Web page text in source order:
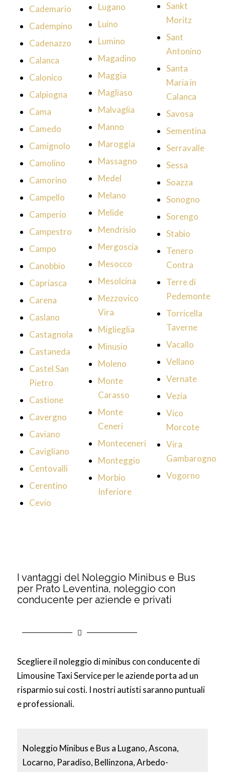
Cademario
Cadempino
Cadenazzo
Calanca
Calonico
Calpiogna
Cama
Camedo
Camignolo
Camolino
Camorino
Campello
Camperio
Campestro
Campo
Canobbio
Capriasca
Carena
Caslano
Castagnola
Castaneda
Castel San
Pietro
Castione
Cavergno
Caviano
Cavigliano
Centovalli
Cerentino
Cevio
Lugano
Luino
Lumino
Magadino
Maggia
Magliaso
Malvaglia
Manno
Maroggia
Massagno
Medel
Melano
Melide
Mendrisio
Mergoscia
Mesocco
Mesolcina
Mezzovico
Vira
Miglieglia
Minusio
Moleno
Monte
Carasso
Monte
Ceneri
Monteceneri
Monteggio
Morbio
Inferiore
Sankt
Moritz
Sant
Antonino
Santa
Maria in
Calanca
Savosa
Sementina
Serravalle
Sessa
Soazza
Sonogno
Sorengo
Stabio
Tenero
Contra
Terre di
Pedemonte
Torricella
Taverne
Vacallo
Vellano
Vernate
Vezia
Vico
Morcote
Vira
Gambarogno
Vogorno
I vantaggi del Noleggio Minibus e Bus
per Prato Leventina, noleggio con
conducente per aziende e privati
Scegliere il noleggio di minibus con conducente di
Limousine Taxi Service per le aziende porta ad un
risparmio sui costi. I nostri autisti saranno puntuali
e professionali.
Noleggio Minibus e Bus a Lugano, Ascona,
Locarno, Paradiso, Bellinzona, Arbedo-